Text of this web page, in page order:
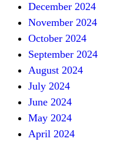
December 2024
November 2024
October 2024
September 2024
August 2024
July 2024
June 2024
May 2024
April 2024